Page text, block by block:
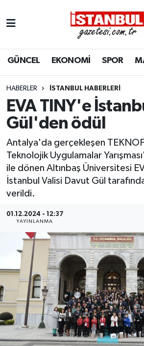
GÜNCEL EKONOMİ SPOR
HABERLER İSTANBUL HABERLERI
EVA TINY'e
Gül'den ödül
Antalya'da gerçekleşen
Teknolojik Uygulamalar
ile dönen Altınbaş Üniversitesi
İstanbul Valisi Davut Gül
verildi.
01.12.2024 - 12:37
YAYINLANMA
EKONOMİ
İSTANBUL
DÜNYA
MAGAZİN
KÜLTÜR SANAT
SAĞLIK
BİLİM VE TEKNOLOJİ
OTOMOBİL
KURUMSAL
Nöbetçi Eczaneler
Hava Durumu
Trafik Durumu
Süper Lig Puan Durumu ve
Son Dakika Haberleri
Haber Arşivi